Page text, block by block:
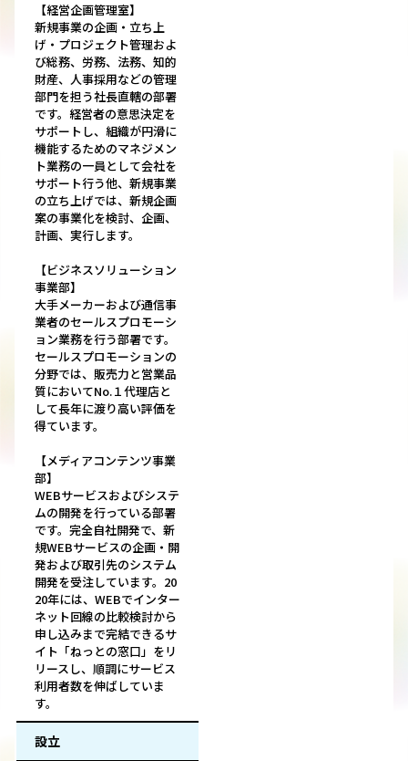
【経営企画管理室】
新規事業の企画・立ち上
げ・プロジェクト管理およ
び総務、労務、法務、知的
財産、人事採用などの管理
部門を担う社長直轄の部署
です。経営者の意思決定を
サポートし、組織が円滑に
機能するためのマネジメン
ト業務の一員として会社を
サポート行う他、新規事業
の立ち上げでは、新規企画
案の事業化を検討、企画、
計画、実行します。
【ビジネスソリューション
事業部】
大手メーカーおよび通信事
業者のセールスプロモーシ
ョン業務を行う部署です。
セールスプロモーションの
分野では、販売力と営業品
質においてNo.１代理店と
して長年に渡り高い評価を
得ています。
【メディアコンテンツ事業
部】
WEBサービスおよびシステ
ムの開発を行っている部署
です。完全自社開発で、新
規WEBサービスの企画・開
発および取引先のシステム
開発を受注しています。20
20年には、WEBでインター
ネット回線の比較検討から
申し込みまで完結できるサ
イト「ねっとの窓口」をリ
リースし、順調にサービス
利用者数を伸ばしていま
す。
設立